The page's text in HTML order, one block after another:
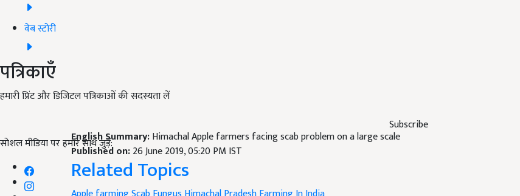
वेब स्टोरी
पत्रिकाएँ
हमारी प्रिंट और डिजिटल पत्रिकाओं की सदस्यता लें
Subscribe
सोशल मीडिया पर हमारे साथ जुड़ें:
English Summary:Himachal Apple farmers facing scab problem on a large scale
Published on:26 June 2019, 05:20 PM IST
Related Topics